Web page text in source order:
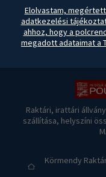
Elolvastam,
adatkezelési
ahhoz, hogy a
megadott adataimat a
Raktári, irattári
szállítása, helyszíni
Körmendy